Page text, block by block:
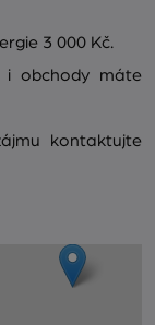
3 000 Kč.
i obchody máte
kontaktujte